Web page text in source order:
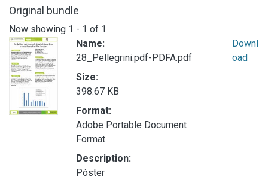
Original bundle
Now showing 1 - 1 of 1
Name:
28_Pellegrini.pdf-PDFA.pdf
Size:
398.67 KB
Format:
Adobe Portable Document
Format
Description:
Póster
Downl
oad